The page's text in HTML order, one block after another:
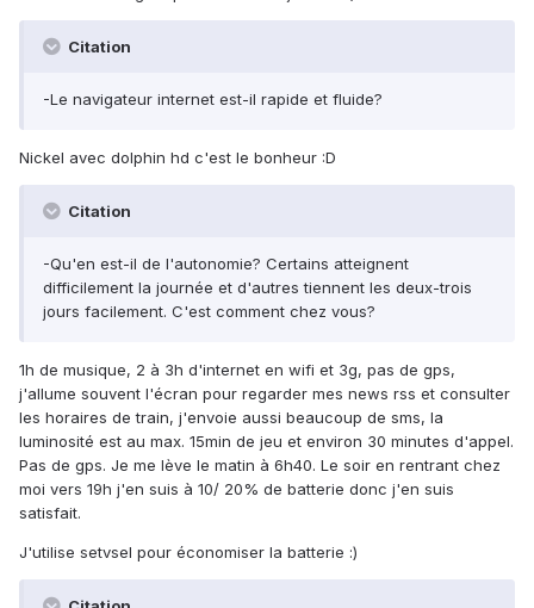
Citation
-Le navigateur internet est-il rapide et fluide?
Nickel avec dolphin hd c'est le bonheur :D
Citation
-Qu'en est-il de l'autonomie? Certains atteignent
difficilement la journée et d'autres tiennent les deux-trois
jours facilement. C'est comment chez vous?
1h de musique, 2 à 3h d'internet en wifi et 3g, pas de gps,
j'allume souvent l'écran pour regarder mes news rss et consulter
les horaires de train, j'envoie aussi beaucoup de sms, la
luminosité est au max. 15min de jeu et environ 30 minutes d'appel.
Pas de gps. Je me lève le matin à 6h40. Le soir en rentrant chez
moi vers 19h j'en suis à 10/ 20% de batterie donc j'en suis
satisfait.
J'utilise setvsel pour économiser la batterie :)